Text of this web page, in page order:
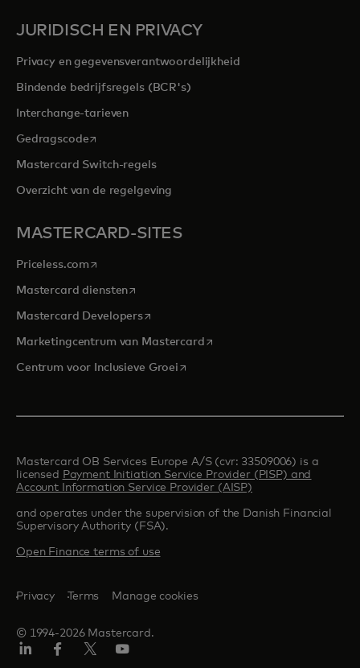
JURIDISCH EN PRIVACY
Privacy en gegevensverantwoordelijkheid
Bindende bedrijfsregels (BCR's)
Interchange-tarieven
Gedragscodeopens in a new tab
Mastercard Switch-regels
Overzicht van de regelgeving
MASTERCARD-SITES
Priceless.com opens in a new tab
Mastercard dienstenopens in a new tab
Mastercard Developersopens in a new tab
Marketingcentrum van Mastercardopens in a new tab
Centrum voor Inclusieve Groeiopens in a new tab
Mastercard OB Services Europe A/S (cvr: 33509006) is a
licensed Payment Initiation Service Provider (PISP) and
Account Information Service Provider (AISP)
and operates under the supervision of the Danish Financial
Supervisory Authority (FSA).
Open Finance terms of use
© 1994-2026 Mastercard.
Privacy Terms Manage cookies